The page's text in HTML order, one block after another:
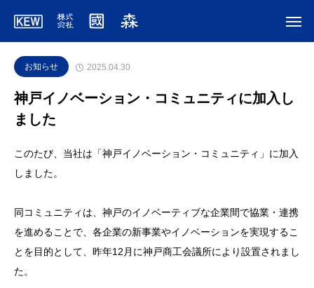
お知らせ 2025.04.30
神戸イノベーション・コミュニティに加入し
ました
このたび、当社は「神戸イノベーション・コミュニティ」に加入
しました。
同コミュニティは、神戸のイノベーティブな企業間で協業・連携
を進めることで、各企業の新事業やイノベーションを実現するこ
とを目的として、昨年12月に神戸商工会議所により設置されまし
た。